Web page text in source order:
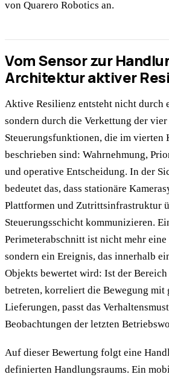
von Quarero Robotics an.
Vom Sensor zur
Architektur aktiver
Aktive Resilienz entsteht nicht durch
sondern durch die Verkettung der vier
Steuerungsfunktionen, die im vierten
beschrieben sind: Wahrnehmung,
und operative Entscheidung. In der
bedeutet das, dass stationäre
Plattformen und Zutrittsinfrastruktur
Steuerungsschicht kommunizieren.
Perimeterabschnitt ist nicht mehr
sondern ein Ereignis, das innerhalb
Objekts bewertet wird: Ist der
betreten, korreliert die Bewegung mit
Lieferungen, passt das
Beobachtungen der letzten
Auf dieser Bewertung folgt eine
definierten Handlungsraums. Ein